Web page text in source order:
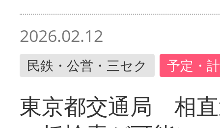
2026.02.12
民鉄・公営・三セク 予定・
東京都交通局 相